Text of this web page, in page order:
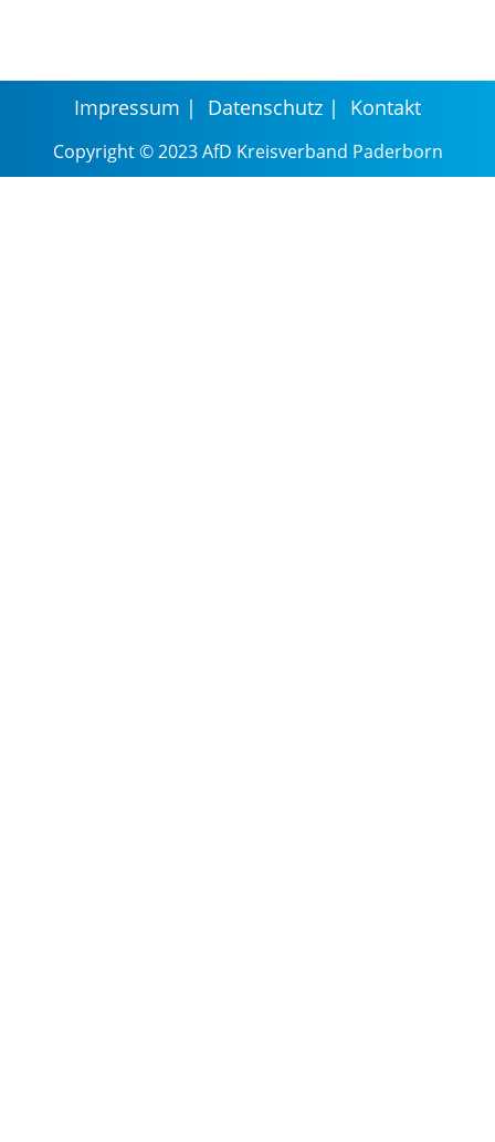
Impressum Datenschutz Kontakt
Copyright © 2023 AfD Kreisverband Paderborn